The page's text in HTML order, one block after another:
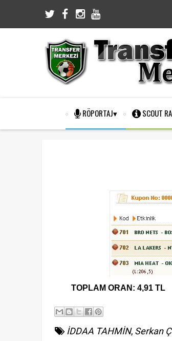
RÖPORTAJ SCOUT
TOPLAM ORAN: 4,91 TL
İDDAA TAHMİN, Serkan